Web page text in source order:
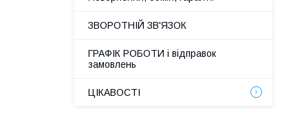
ЗВОРОТНІЙ ЗВ'ЯЗОК
ГРАФІК РОБОТИ і відправок
замовлень
ЦІКАВОСТІ